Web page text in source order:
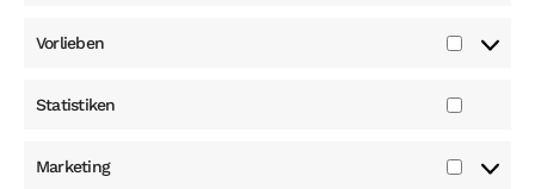
Vorlieben
Statistiken
Marketing
anderen EU Landes als Lieferadresse beim Abschluss
und hast ein anderes EU Land als Deutschland für die